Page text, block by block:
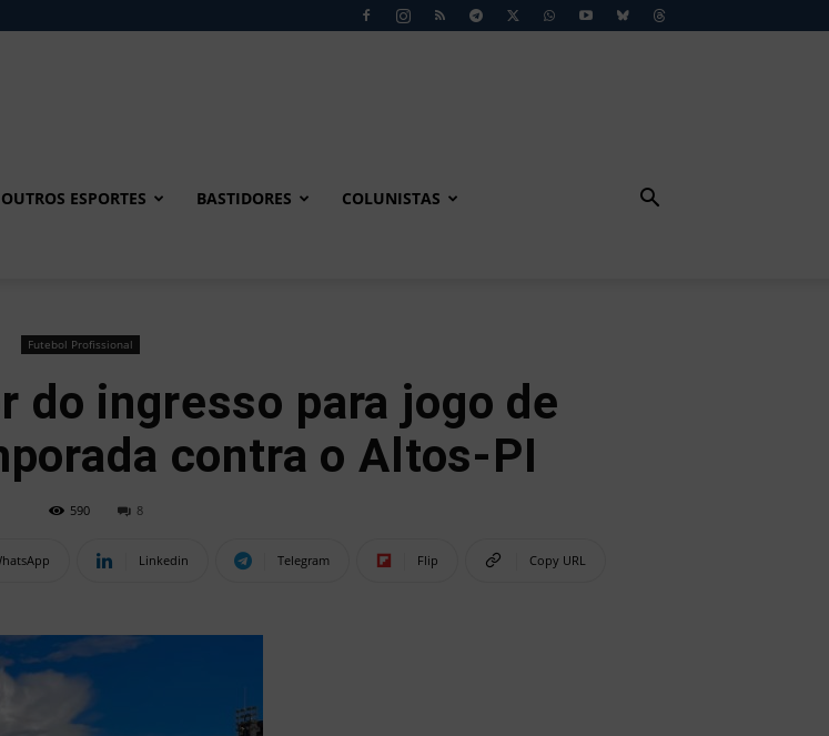
OUTROS ESPORTES BASTIDORES COLUNISTAS
Futebol Profissional
do ingresso para jogo de
contra o Altos-PI
590 8
Linkedin Telegram Flip Copy URL